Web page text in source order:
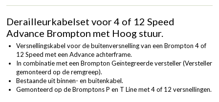
Derailleurkabelset voor 4 of 12 Speed
Advance Brompton met Hoog stuur.
Versnellingskabel voor de buitenversnelling van een Brompton 4 of
12 Speed met een Advance achterframe.
In combinatie met een Brompton Geïntegreerde versteller (Versteller
gemonteerd op de remgreep).
Bestaande uit binnen- en buitenkabel.
Gemonteerd op de Bromptons P en T Line met 4 of 12 versnellingen.